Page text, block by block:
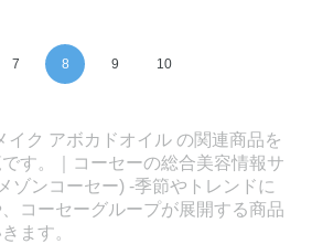
7 8 9 10
イク アボカドオイル の関連商品を
す。｜コーセーの総合美容情報サ
ゾンコーセー) -季節やトレンドに
コーセーグループが展開する商品
ます。